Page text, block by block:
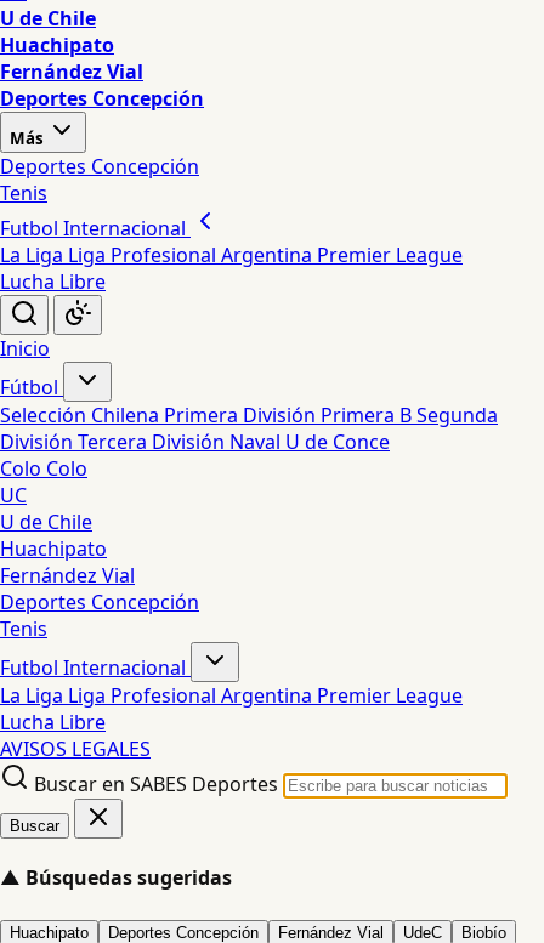
U de Chile
Huachipato
Fernández Vial
Deportes Concepción
Más
Deportes Concepción
Tenis
Futbol Internacional
La Liga Liga Profesional Argentina Premier League
Lucha Libre
Inicio
Fútbol
Selección Chilena Primera División Primera BSegunda
División Tercera División Naval U de Conce
Colo Colo
UC
U de Chile
Huachipato
Fernández Vial
Deportes Concepción
Tenis
Futbol Internacional
La Liga Liga Profesional Argentina Premier League
Lucha Libre
AVISOS LEGALES
Buscar en SABES Deportes
Buscar
▲ Búsquedas sugeridas
Huachipato Deportes Concepción Fernández Vial UdeC Biobío